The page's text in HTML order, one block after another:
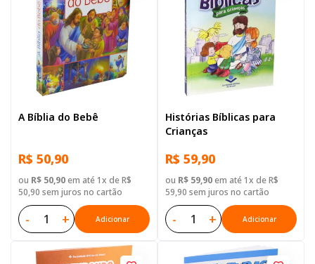
A Bíblia do Bebê
R$ 50,90
ou R$ 50,90em até 1x de R$
50,90 sem juros no cartão
- + Adicionar
Histórias Bíblicas para
Crianças
R$ 59,90
ou R$ 59,90em até 1x de R$
59,90 sem juros no cartão
- + Adicionar